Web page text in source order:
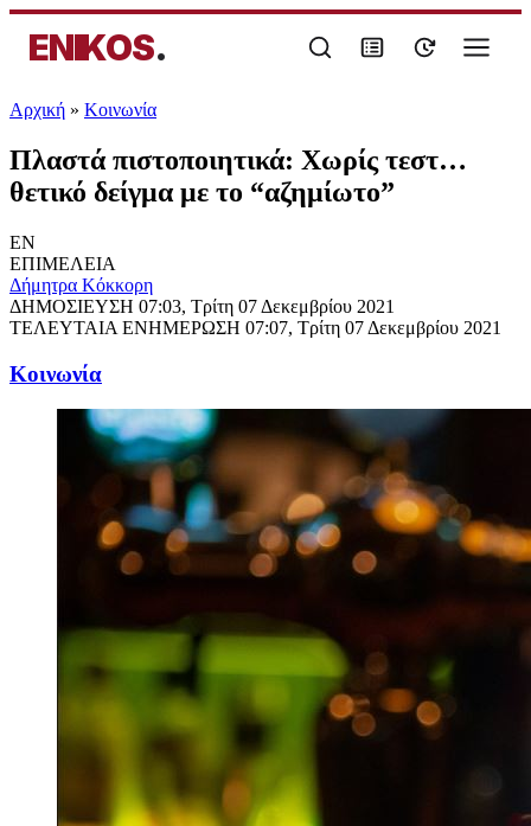
ENIKOS.
Αρχική » Κοινωνία
Πλαστά πιστοποιητικά: Χωρίς τεστ…
θετικό δείγμα με το “αζημίωτο”
EN
ΕΠΙΜΕΛΕΙΑ
Δήμητρα Κόκκορη
ΔΗΜΟΣΙΕΥΣΗ 07:03, Τρίτη 07 Δεκεμβρίου 2021
ΤΕΛΕΥΤΑΙΑ ΕΝΗΜΕΡΩΣΗ 07:07, Τρίτη 07 Δεκεμβρίου 2021
Κοινωνία